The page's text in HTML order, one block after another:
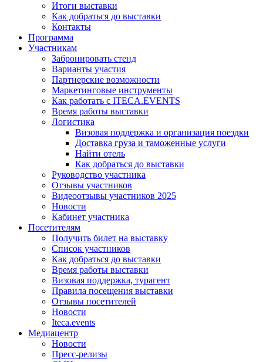
Итоги выставки
Как добраться до выставки
Контакты
Программа
Участникам
Забронировать стенд
Варианты участия
Партнерские возможности
Маркетинговые инструменты
Как работать с ITECA.EVENTS
Время работы выставки
Логистика
Визовая поддержка и организация поездки
Доставка груза и таможенные услуги
Найти отель
Как добраться до выставки
Руководство участника
Отзывы участников
Видеоотзывы участников 2025
Новости
Кабинет участника
Посетителям
Получить билет на выставку
Список участников
Как добраться до выставки
Время работы выставки
Визовая поддержка, турагент
Правила посещения выставки
Отзывы посетителей
Новости
Iteca.events
Медиацентр
Новости
Пресс-релизы